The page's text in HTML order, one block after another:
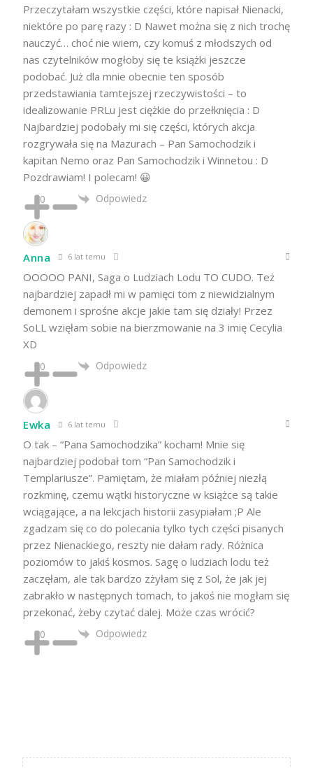
Przeczytałam wszystkie części, które napisał Nienacki,
niektóre po parę razy : D Nawet można się z nich trochę
nauczyć… choć nie wiem, czy komuś z młodszych od
nas czytelników mogłoby się te książki jeszcze
podobać. Już dla mnie obecnie ten sposób
przedstawiania tamtejszej rzeczywistości – to
idealizowanie PRLu jest ciężkie do przełknięcia : D
Najbardziej podobały mi się części, których akcja
rozgrywała się na Mazurach – Pan Samochodzik i
kapitan Nemo oraz Pan Samochodzik i Winnetou : D
Pozdrawiam! I polecam! 😀
0 Odpowiedz
Anna 6 lat temu
OOOOO PANI, Saga o Ludziach Lodu TO CUDO. Też
najbardziej zapadł mi w pamięci tom z niewidzialnym
demonem i sprośne akcje jakie tam się działy! Przez
SoLL wzięłam sobie na bierzmowanie na 3 imię Cecylia
XD
0 Odpowiedz
Ewka 6 lat temu
O tak – “Pana Samochodzika” kocham! Mnie się
najbardziej podobał tom “Pan Samochodzik i
Templariusze”. Pamiętam, że miałam później niezłą
rozkminę, czemu wątki historyczne w książce są takie
wciągające, a na lekcjach historii zasypiałam ;P Ale
zgadzam się co do polecania tylko tych części pisanych
przez Nienackiego, reszty nie dałam rady. Różnica
poziomów to jakiś kosmos. Sagę o ludziach lodu też
zaczęłam, ale tak bardzo zżyłam się z Sol, że jak jej
zabrakło w następnych tomach, to jakoś nie mogłam się
przekonać, żeby czytać dalej. Może czas wrócić?
0 Odpowiedz